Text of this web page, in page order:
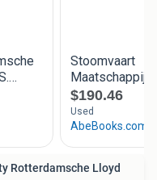
TEXEL - Liberty Rotterdamsche Lloyd